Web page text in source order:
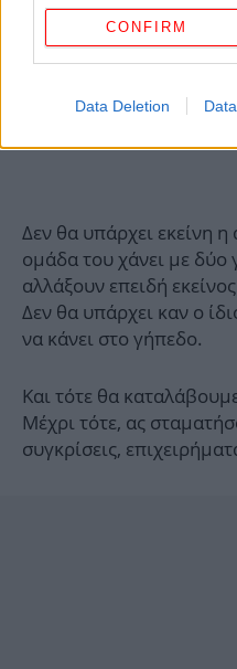
CONFIRM
Data Deletion
Δεν θα υπάρχει εκείνη
ομάδα του χάνει με
αλλάξουν επειδή
Δεν θα υπάρχει καν ο
να κάνει στο γήπεδο.
Και τότε θα
Μέχρι τότε, ας
συγκρίσεις,